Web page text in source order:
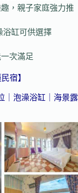
，親子家庭強力推
浴缸可供選擇
次滿足
宿】
｜泡澡浴缸｜海景露